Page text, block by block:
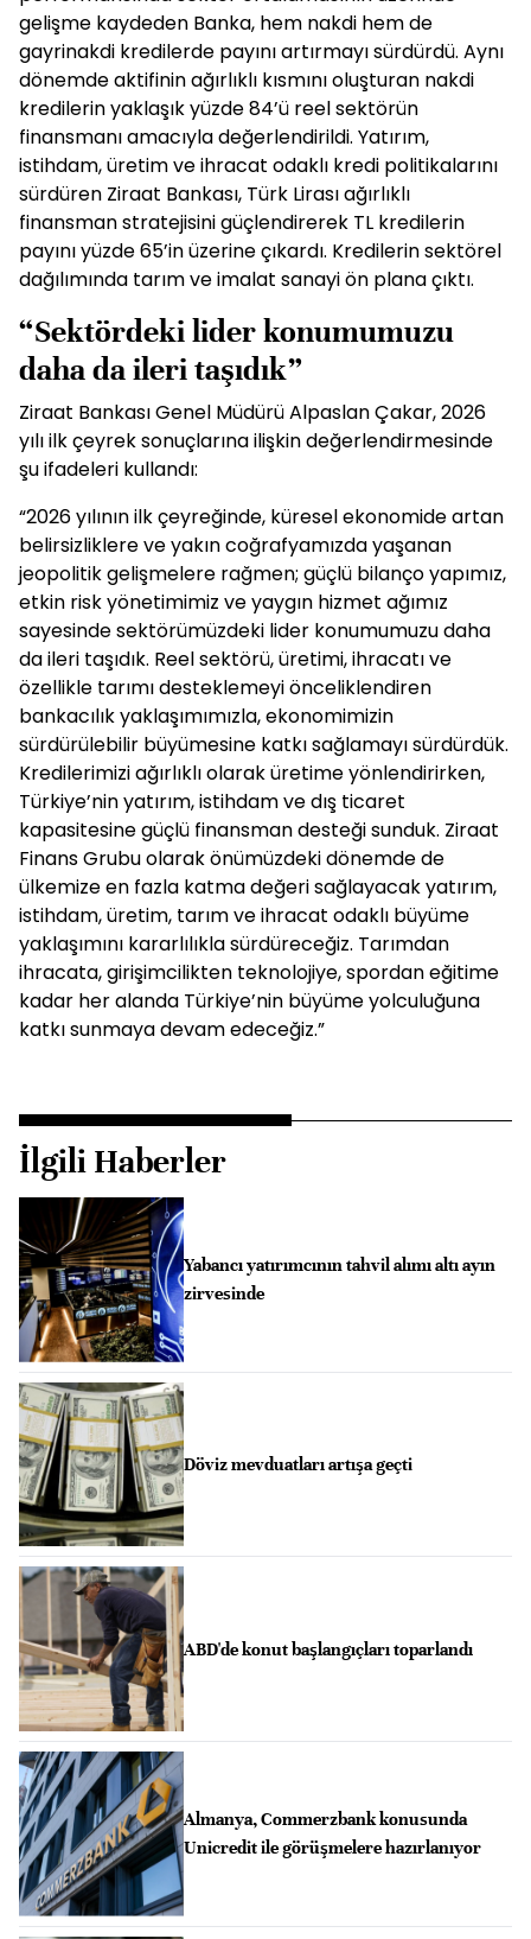
gelişme kaydeden Banka, hem nakdi hem de
gayrinakdi kredilerde payını artırmayı sürdürdü. Aynı
dönemde aktifinin ağırlıklı kısmını oluşturan nakdi
kredilerin yaklaşık yüzde 84’ü reel sektörün
finansmanı amacıyla değerlendirildi. Yatırım,
istihdam, üretim ve ihracat odaklı kredi politikalarını
sürdüren Ziraat Bankası, Türk Lirası ağırlıklı
finansman stratejisini güçlendirerek TL kredilerin
payını yüzde 65’in üzerine çıkardı. Kredilerin sektörel
dağılımında tarım ve imalat sanayi ön plana çıktı.
“Sektördeki lider konumumuzu
daha da ileri taşıdık”
Ziraat Bankası Genel Müdürü Alpaslan Çakar, 2026
yılı ilk çeyrek sonuçlarına ilişkin değerlendirmesinde
şu ifadeleri kullandı:
“2026 yılının ilk çeyreğinde, küresel ekonomide artan
belirsizliklere ve yakın coğrafyamızda yaşanan
jeopolitik gelişmelere rağmen; güçlü bilanço yapımız,
etkin risk yönetimimiz ve yaygın hizmet ağımız
sayesinde sektörümüzdeki lider konumumuzu daha
da ileri taşıdık. Reel sektörü, üretimi, ihracatı ve
özellikle tarımı desteklemeyi önceliklendiren
bankacılık yaklaşımımızla, ekonomimizin
sürdürülebilir büyümesine katkı sağlamayı sürdürdük.
Kredilerimizi ağırlıklı olarak üretime yönlendirirken,
Türkiye’nin yatırım, istihdam ve dış ticaret
kapasitesine güçlü finansman desteği sunduk. Ziraat
Finans Grubu olarak önümüzdeki dönemde de
ülkemize en fazla katma değeri sağlayacak yatırım,
istihdam, üretim, tarım ve ihracat odaklı büyüme
yaklaşımını kararlılıkla sürdüreceğiz. Tarımdan
ihracata, girişimcilikten teknolojiye, spordan eğitime
kadar her alanda Türkiye’nin büyüme yolculuğuna
katkı sunmaya devam edeceğiz.”
İlgili Haberler
Yabancı yatırımcının tahvil alımı altı ayın
zirvesinde
Döviz mevduatları artışa geçti
ABD'de konut başlangıçları toparlandı
Almanya, Commerzbank konusunda
Unicredit ile görüşmelere hazırlanıyor